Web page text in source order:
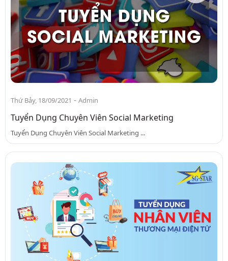
Thứ Bảy, 18/09/2021 - Admin
Tuyển Dụng Chuyên Viên Social Marketing
Tuyển Dụng Chuyên Viên Social Marketing ...